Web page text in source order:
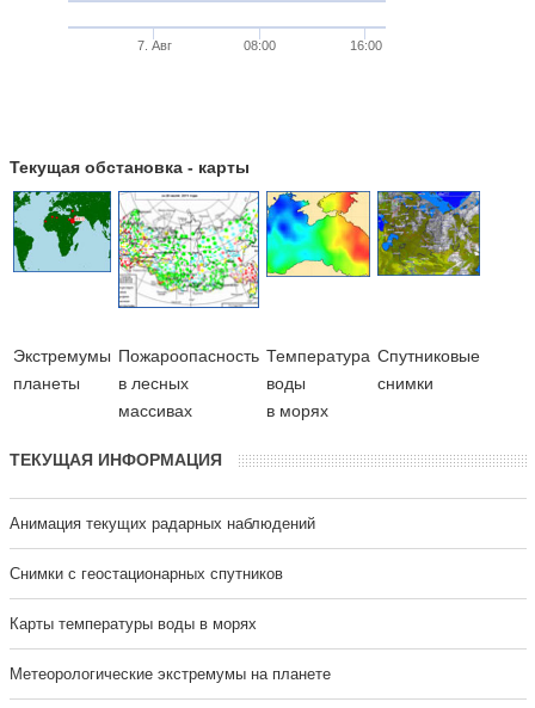
7. Авг 08:00 16:00
Текущая обстановка - карты
Экстремумы
планеты
Пожароопасность
в лесных
массивах
Температура
воды
в морях
Cпутниковые
снимки
ТЕКУЩАЯ ИНФОРМАЦИЯ
Анимация текущих радарных наблюдений
Cнимки с геостационарных спутников
Карты температуры воды в морях
Метеорологические экстремумы на планете